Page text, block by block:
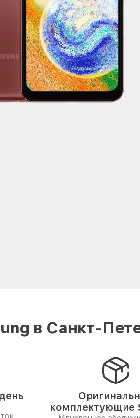
в Санкт-
комплектующие